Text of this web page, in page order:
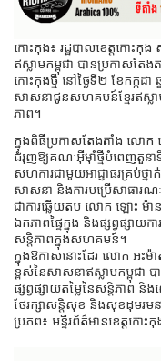
កោះកុង៖ រដ្ឋបាលខេត្តកោះ
ឥស្លាមកម្ពុជា បានប្រកាសតែ
កោះកុងថ្មី នៅថ្ងៃទី២ ខែកក្កដា
សាសនាជូនសហគមន៍ខ្មែរឥស្ល
ភាព។
ក្នុងពិធីប្រកាសតែងតាំង លោក
ជំរុញឱ្យគណៈអ៊ីម៉ាំថ្មីបំពេញតួន
សហការជាមួយអាជ្ញាធរគ្រប់ថ្
សាសនា និងការបម្រើសាធារណ
ជាការឆ្លើយតប លោក ឡោះ ម៉ា
ឯកភាពផ្ទៃក្នុង និងផ្សព្វផ្សា
សន្តិភាពក្នុងសហគមន៍។
ក្នុងឱកាសនោះដែរ លោក អះ
ខ្ពស់នៃសាសនាឥស្លាមកម្ពុជា ប
ផ្សព្វផ្សាយតម្លៃនៃសន្តិភាព
ថែរក្សាសន្តិសុខ និងសុខដុមរមន
ប្រភព៖ មន្ទីរព័ត៌មានខេត្តកោះកុ